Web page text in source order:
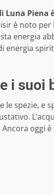
Luna Piena
è noto
energia
energia
i suoi
spezie, e
oggi